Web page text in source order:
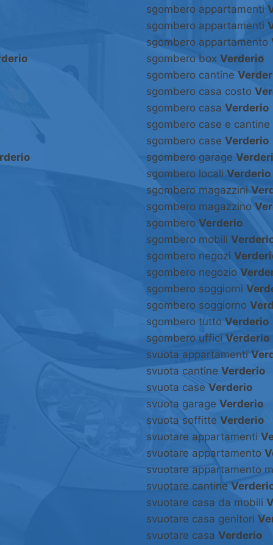
sgombero appartamenti
sgombero appartamenti
sgombero appartamento
sgombero box Verderio
sgombero cantine
sgombero casa costo
sgombero casa Verderio
sgombero case e cantine
sgombero case Verderio
sgombero garage
sgombero locali Verderio
sgombero magazzini
sgombero magazzino
sgombero Verderio
sgombero mobili
sgombero negozi
sgombero negozio
sgombero soggiorni
sgombero soggiorno
sgombero tutto Verderio
sgombero uffici Verderio
svuota appartamenti
svuota cantine Verderio
svuota case Verderio
svuota garage Verderio
svuota soffitte Verderio
svuotare appartamenti
svuotare appartamento
svuotare appartamento
svuotare cantine
svuotare casa da mobili
svuotare casa genitori
svuotare casa Verderio